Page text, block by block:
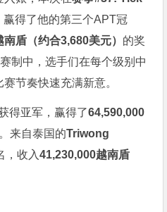
赢得了他的第三个APT冠
盾（约合3,680美元） 的奖
制中，选手们在每个级别中
节奏快速充满新意。
得亚军，赢得了64,590,000
。来自泰国的Triwong
，收入41,230,000越南盾